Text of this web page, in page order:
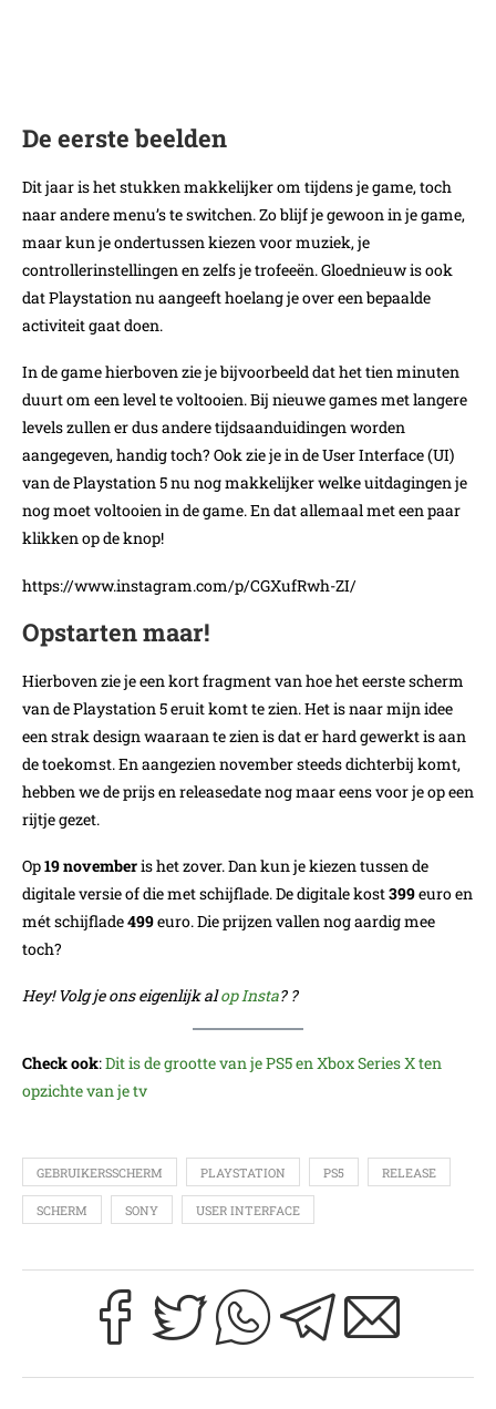
De eerste beelden
Dit jaar is het stukken makkelijker om tijdens je game, toch
naar andere menu’s te switchen. Zo blijf je gewoon in je game,
maar kun je ondertussen kiezen voor muziek, je
controllerinstellingen en zelfs je trofeeën. Gloednieuw is ook
dat Playstation nu aangeeft hoelang je over een bepaalde
activiteit gaat doen.
In de game hierboven zie je bijvoorbeeld dat het tien minuten
duurt om een level te voltooien. Bij nieuwe games met langere
levels zullen er dus andere tijdsaanduidingen worden
aangegeven, handig toch? Ook zie je in de User Interface (UI)
van de Playstation 5 nu nog makkelijker welke uitdagingen je
nog moet voltooien in de game. En dat allemaal met een paar
klikken op de knop!
https://www.instagram.com/p/CGXufRwh-ZI/
Opstarten maar!
Hierboven zie je een kort fragment van hoe het eerste scherm
van de Playstation 5 eruit komt te zien. Het is naar mijn idee
een strak design waaraan te zien is dat er hard gewerkt is aan
de toekomst. En aangezien november steeds dichterbij komt,
hebben we de prijs en releasedate nog maar eens voor je op een
rijtje gezet.
Op19 novemberis het zover. Dan kun je kiezen tussen de
digitale versie of die met schijflade. De digitale kost399euro en
mét schijflade499euro. Die prijzen vallen nog aardig mee
toch?
Hey! Volg je ons eigenlijk alop Insta? ?
Check ook:Dit is de grootte van je PS5 en Xbox Series X ten
opzichte van je tv
GEBRUIKERSSCHERM PLAYSTATION PS5 RELEASE
SCHERM SONY USER INTERFACE